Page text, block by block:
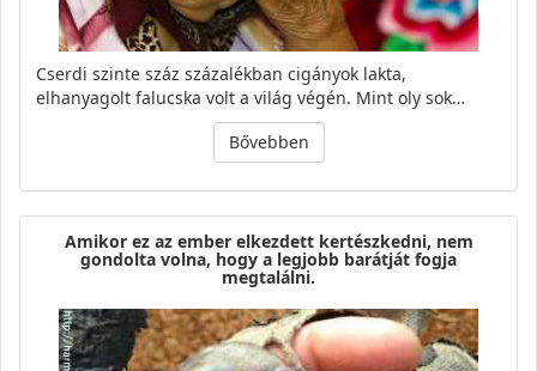
Cserdi szinte száz százalékban cigányok lakta,
elhanyagolt falucska volt a világ végén. Mint oly sok…
Bővebben
Amikor ez az ember elkezdett kertészkedni, nem
gondolta volna, hogy a legjobb barátját fogja
megtalálni.